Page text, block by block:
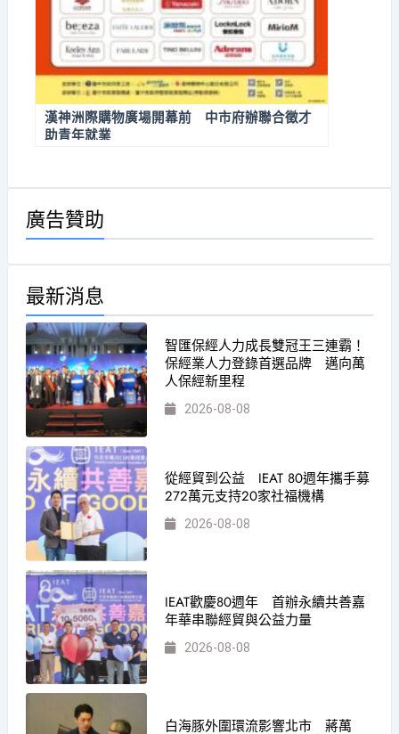
漢神洲際購物廣場開幕前 中市府辦聯合徵才
助青年就業
廣告贊助
最新消息
智匯保經人力成長雙冠王三連霸！
保經業人力登錄首選品牌 邁向萬
人保經新里程
2026-08-08
從經貿到公益 IEAT 80週年攜手募
272萬元支持20家社福機構
2026-08-08
IEAT歡慶80週年 首辦永續共善嘉
年華串聯經貿與公益力量
2026-08-08
白海豚外圍環流影響北市 蔣萬